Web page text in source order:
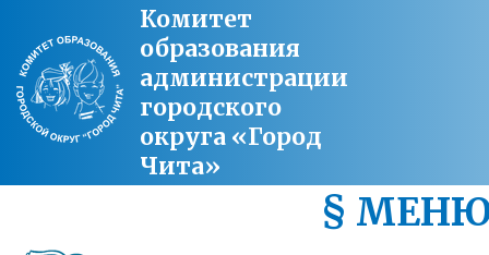
Комитет
образования
администрации
городского
округа «Город
Чита»
§